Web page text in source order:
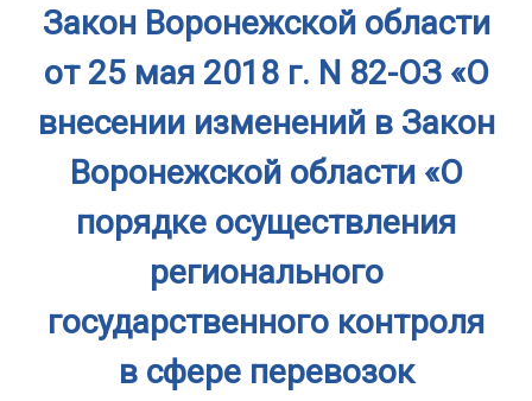
Закон Воронежской области
от 25 мая 2018 г. N 82-ОЗ «О
внесении изменений в Закон
Воронежской области «О
порядке осуществления
регионального
государственного контроля
в сфере перевозок